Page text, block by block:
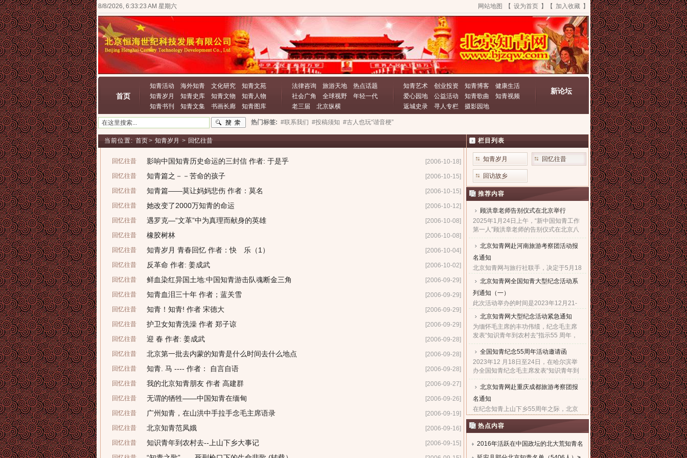
8/8/2026, 6:33:23 AM 星期六 网站地图 【 设为首页 】【 加入收藏 】
首页
知青活动 海外知青 文化研究
知青文苑
知青岁月
知青史库 知青文物
知青人物
知青书刊
知青文集 书画长廊 知青图库
法律咨询 旅游天地
热点话题
社会广角
全球视野
年轻一代
老三届
北京纵横
知青艺术 创业投资 知青博客
健康生活
爱心园地
公益活动 知青歌曲
知青视频
返城史录
寻人专栏 摄影园地
新论坛
热门标签: #联系我们 #投稿须知 #古人也玩“谐音梗”
当前位置: 首页> 知青岁月 > 回忆往昔
回忆往昔 影响中国知青历史命运的三封信 作者: 于是乎
[2006-10-18]
回忆往昔
知青篇之－－苦命的孩子
[2006-10-15]
回忆往昔
知青篇——莫让妈妈悲伤 作者：莫名
[2006-10-15]
回忆往昔
她改变了2000万知青的命运
[2006-10-12]
回忆往昔
遇罗克—“文革”中为真理而献身的英雄
[2006-10-08]
回忆往昔
橡胶树林
[2006-10-08]
回忆往昔
知青岁月 青春回忆 作者：快 乐（1）
[2006-10-04]
回忆往昔
反革命 作者: 姜成武
[2006-10-02]
回忆往昔
鲜血染红异国土地:中国知青游击队魂断金三角
[2006-09-29]
回忆往昔
知青血泪三十年 作者；蓝关雪
[2006-09-29]
回忆往昔
知青！知青! 作者 宋德大
[2006-09-29]
回忆往昔
护卫女知青洗澡 作者 郑子谅
[2006-09-29]
回忆往昔
迎 春 作者: 姜成武
[2006-09-28]
回忆往昔
北京第一批去内蒙的知青是什么时间去什么地点
[2006-09-28]
回忆往昔
知青. 马 ---- 作者： 自言自语
[2006-09-28]
回忆往昔
我的北京知青朋友 作者 高建群
[2006-09-27]
回忆往昔
无谓的牺牲——中国知青在缅甸
[2006-09-26]
回忆往昔
广州知青，在山洪中手拉手念毛主席语录
[2006-09-19]
回忆往昔
北京知青范凤娥
[2006-09-16]
回忆往昔
知识青年到农村去--上山下乡大事记
[2006-09-15]
栏目列表
知青岁月 回忆往昔
回访故乡
推荐内容
顾洪章老师告别仪式在北京举行
2025年1月24日上午，“新中国知青工作
第一人”顾洪章老师的告别仪式在北京八
宝山革命公墓殡仪馆隆重举行。...
北京知青网赴河南旅游考察团活动报
名通知
北京知青网与旅行社联手，决定于5月18
日组织“赴河南旅游考察团”，热烈欢迎广
大知青朋友与亲朋好友们，都能一起来
参加这次极有意义的旅游考察活动。...
北京知青网全国知青大型纪念活动系
列通知（一）
此次活动举办的时间是2023年12月21-
28日。报名的截止日期是2023年12月5
日。因需提前订票，故望准备参加此次
活动的知青朋友一定要尽快抓紧时间报
名。...
北京知青网大型纪念活动紧急通知
为缅怀毛主席的丰功伟绩，纪念毛主席
发表“知识青年到农村去”指示55 周年，
北京知青网、北京知青文化研究会决定
于 2023年12 月21日至27日，在西安举
办隆重的知青纪念大型系......
全国知青纪念55周年活动邀请函
2023年12 月18日至24日，在哈尔滨举
办全国知青纪念毛主席发表“知识青年到
农村去”指示55周年暨毛主席诞辰130周
年大型系列活动，组委会热烈欢迎全国
知青及亲友们积极踊跃报......
北京知青网赴重庆成都旅游考察团报
名通知
在纪念知青上山下乡55周年之际，北京
知青网经与重庆成都知青组织商议决
定，在10月24日组织“赴重庆成都旅游考
察”活动。热烈欢迎知青朋友与所有亲朋
好友们一起来积极参加这......
热点内容
2016年活跃在中国政坛的北大荒知青名